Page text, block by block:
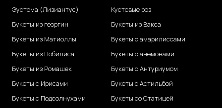
Эустома (Лизиантус)
Букеты из георгин
Букеты из Матиоллы
Букеты из Нобилиса
Букеты из Ромашек
Букеты с Ирисами
Букеты с Подсолнухами
Кустовые роз
Букеты из Вакса
Букеты с амарилиссами
Букеты с анемонами
Букеты с Антуриумом
Букеты с Астильбой
Букеты со Статицей